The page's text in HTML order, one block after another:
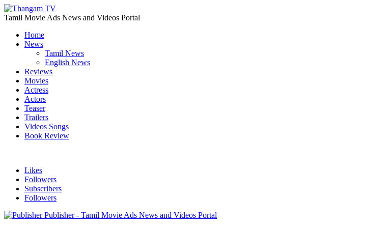
Tamil Movie Ads News and Videos Portal
Home
News
Tamil News
English News
Reviews
Movies
Actress
Actors
Teaser
Trailers
Videos Songs
Book Review
Likes
Followers
Subscribers
Followers
Publisher - Tamil Movie Ads News and Videos Portal